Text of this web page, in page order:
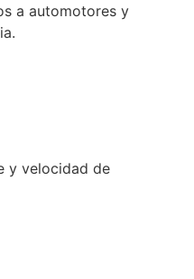
a automotores y
y velocidad de